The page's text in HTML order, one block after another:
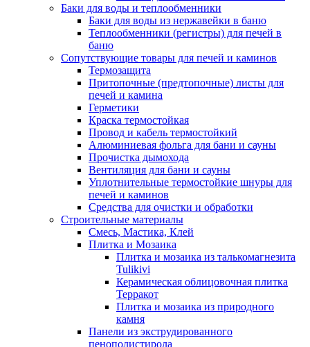
Баки для воды и теплообменники
Баки для воды из нержавейки в баню
Теплообменники (регистры) для печей в
баню
Сопутствующие товары для печей и каминов
Термозащита
Притопочные (предтопочные) листы для
печей и камина
Герметики
Краска термостойкая
Провод и кабель термостойкий
Алюминиевая фольга для бани и сауны
Прочистка дымохода
Вентиляция для бани и сауны
Уплотнительные термостойкие шнуры для
печей и каминов
Средства для очистки и обработки
Строительные материалы
Смесь, Мастика, Клей
Плитка и Мозаика
Плитка и мозаика из талькомагнезита
Tulikivi
Керамическая облицовочная плитка
Терракот
Плитка и мозаика из природного
камня
Панели из экструдированного
пенополистирола